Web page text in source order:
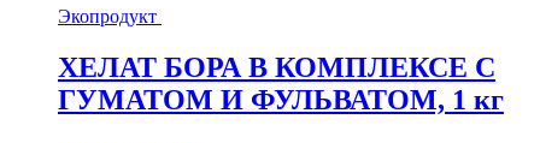
Экопродукт
ХЕЛАТ БОРА В КОМПЛЕКСЕ С
ГУМАТОМ И ФУЛЬВАТОМ, 1 кг